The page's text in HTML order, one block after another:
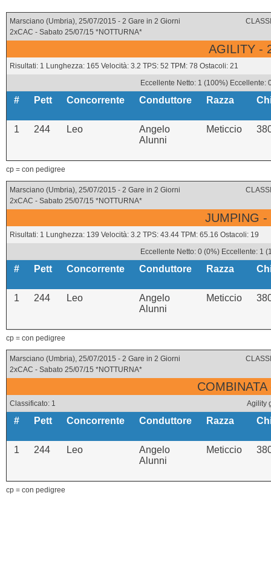
Marsciano (Umbria), 25/07/2015 - 2 Gare in 2 Giorni
2xCAC - Sabato 25/07/15 *NOTTURNA*
AGILITY -
Risultati: 1 Lunghezza: 165 Velocità: 3.2 TPS: 52 TPM: 78 Ostacoli: 21
Eccellente Netto: 1 (100%) Eccellente:
# Pett Concorrente Conduttore Razza
1 244 Leo
Angelo
Alunni
Meticcio
cp = con pedigree
Marsciano (Umbria), 25/07/2015 - 2 Gare in 2 Giorni
2xCAC - Sabato 25/07/15 *NOTTURNA*
JUMPING -
Risultati: 1 Lunghezza: 139 Velocità: 3.2 TPS: 43.44 TPM: 65.16 Ostacoli: 19
Eccellente Netto: 0 (0%) Eccellente: 1
# Pett Concorrente Conduttore Razza
1 244 Leo
Angelo
Alunni
Meticcio
cp = con pedigree
Marsciano (Umbria), 25/07/2015 - 2 Gare in 2 Giorni
2xCAC - Sabato 25/07/15 *NOTTURNA*
Classificato: 1 Agility
# Pett Concorrente Conduttore Razza
1 244 Leo
Angelo
Alunni
Meticcio
cp = con pedigree